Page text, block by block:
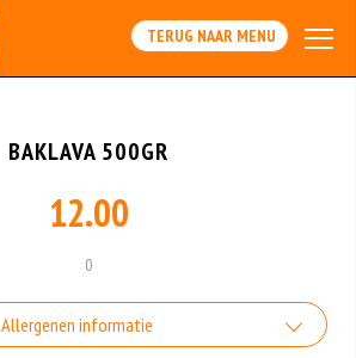
TERUG NAAR MENU
BAKLAVA 500GR
12.00
0
Allergenen informatie